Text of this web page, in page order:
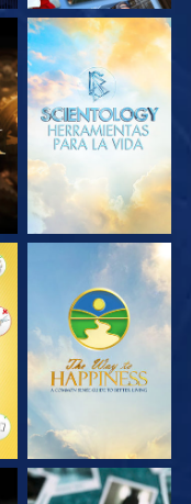
EXPLORA LAS
SERIES
VE